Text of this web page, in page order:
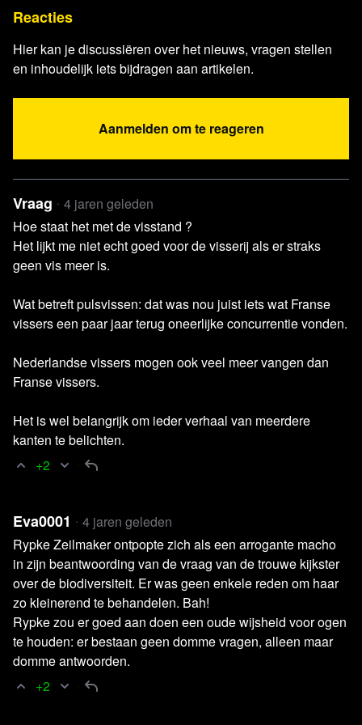
inzakede
maart 2022
Column Telegraaf.nlStikstofcrisis is een door
Artikel Vilt.beStikstof: Moet het van Europa?
Longread CBS.nlHoe gaat het met de verschillende
diersoorten?
Website De Andere Krant:deanderekrant.nl
Blog Rypke Zeilmaker
vissers in koude sanering
Website In Het Gelid Voor Vrijheid
Website World Federation of AdvertisersGlobal
Alliance for Responsible Media (GARM)
Stel jouw vraag vooraf en LIVE tijdens
de uitzending!
vragen heen en wie weet komt jouw vraag dan in de
uitzending! Wil je dat we jouw kijkersvraag zien? Volg ons
op Telegram en stel je vraag: https://t.me/blckbxtv
Iedere maandag, woensdag en vrijdag
LIVE om 19:00 uur
Het nieuws belicht vanuit het oogpunt dat je van blckbx
gewend bent, diepgravend en kritisch. Dat is wat je van
Reacties
Hier kan je discussiëren over het nieuws, vragen stellen
en inhoudelijk iets bijdragen aan artikelen.
Aanmelden om te reageren
Vraag
4 jaren geleden
Hoe staat het met de visstand ?
Het lijkt me niet echt goed voor de visserij als er straks
geen vis meer is.
Wat betreft pulsvissen: dat was nou juist iets wat Franse
vissers een paar jaar terug oneerlijke concurrentie vonden.
Nederlandse vissers mogen ook veel meer vangen dan
Franse vissers.
Het is wel belangrijk om ieder verhaal van meerdere
kanten te belichten.
+2
Eva0001
4 jaren geleden
Rypke Zeilmaker ontpopte zich als een arrogante macho
in zijn beantwoording van de vraag van de trouwe kijkster
over de biodiversiteit. Er was geen enkele reden om haar
zo kleinerend te behandelen. Bah!
Rypke zou er goed aan doen een oude wijsheid voor ogen
te houden: er bestaan geen domme vragen, alleen maar
domme antwoorden.
+2